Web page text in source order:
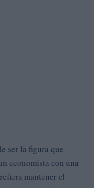
ser la figura que
economista con una
mantener el